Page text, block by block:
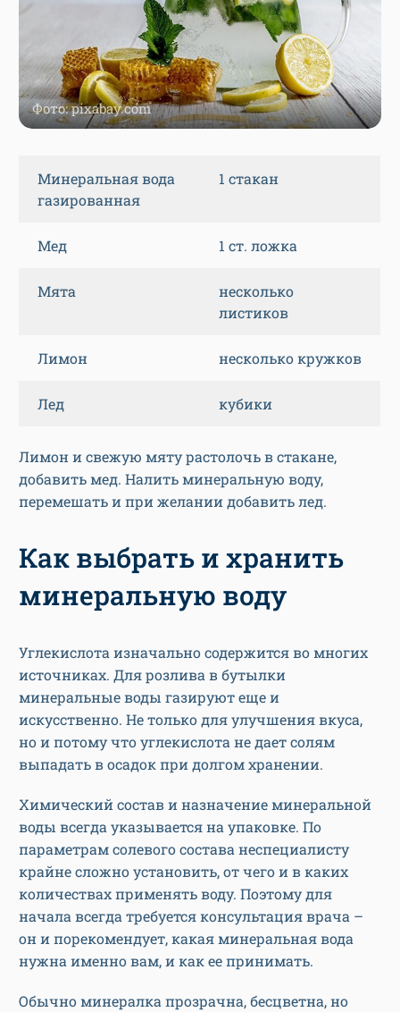
Фото: pixabay.com
Минеральная вода
газированная
1 стакан
Мед 1 ст. ложка
Мята
несколько
листиков
Лимон несколько кружков
Лед кубики
Лимон и свежую мяту растолочь в стакане,
добавить мед. Налить минеральную воду,
перемешать и при желании добавить лед.
Как выбрать и хранить
минеральную воду
Углекислота изначально содержится во многих
источниках. Для розлива в бутылки
минеральные воды газируют еще и
искусственно. Не только для улучшения вкуса,
но и потому что углекислота не дает солям
выпадать в осадок при долгом хранении.
Химический состав и назначение минеральной
воды всегда указывается на упаковке. По
параметрам солевого состава неспециалисту
крайне сложно установить, от чего и в каких
количествах применять воду. Поэтому для
начала всегда требуется консультация врача –
он и порекомендует, какая минеральная вода
нужна именно вам, и как ее принимать.
Обычно минералка прозрачна, бесцветна, но